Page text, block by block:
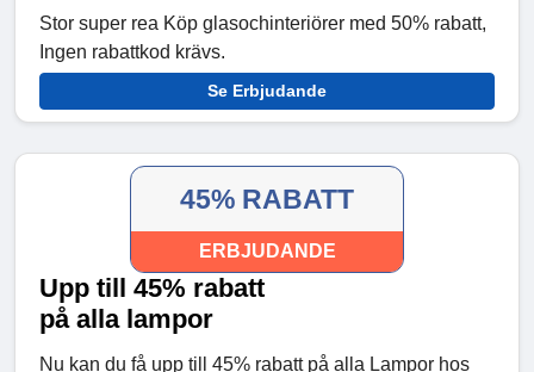
Stor super rea Köp glasochinteriörer med 50% rabatt,
Ingen rabattkod krävs.
Se Erbjudande
45% RABATT
ERBJUDANDE
Upp till 45% rabatt
på alla lampor
Nu kan du få upp till 45% rabatt på alla Lampor hos